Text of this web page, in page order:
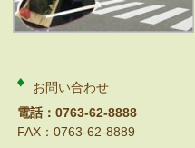
お問い合わせ
電話：0763-62-8888
FAX：0763-62-8889